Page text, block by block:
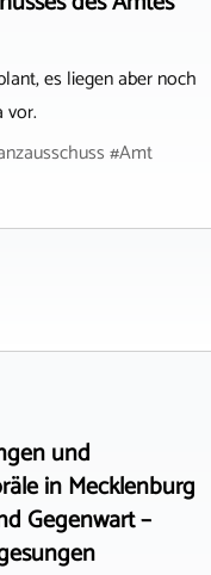
es liegen aber noch
vor.
#Amt
und
in Mecklenburg
Gegenwart –